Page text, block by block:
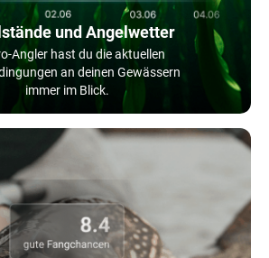
und Angelwetter
Angler hast du die aktuellen
an deinen Gewässern
immer im Blick.